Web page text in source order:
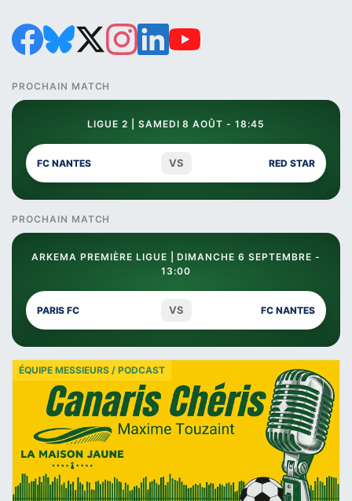
PROCHAIN MATCH
LIGUE 2 | SAMEDI 8 AOÛT - 18:45
FC NANTES VS RED STAR
PROCHAIN MATCH
ARKEMA PREMIÈRE LIGUE | DIMANCHE 6 SEPTEMBRE -
13:00
PARIS FC VS FC NANTES
ÉQUIPE MESSIEURS / PODCAST